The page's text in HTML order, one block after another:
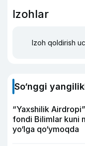
Izohlar
Izoh qoldirish
So‘nggi
“Yaxshilik
fondi Bilimlar kuni
yo‘lga qo‘ymoqda